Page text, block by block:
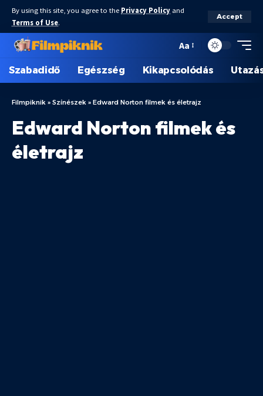
By using this site, you agree to the Privacy Policy and
Terms of Use.
Accept
Aa
Szabadidő Egészség Kikapcsolódás
Filmpiknik » Színészek » Edward Norton filmek és életrajz
Edward Norton filmek és
életrajz